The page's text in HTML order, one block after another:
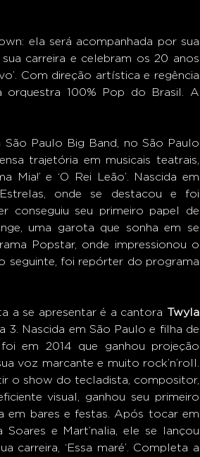
ela será acompanhada por sua
carreira e celebram os 20 anos
Com direção artística e regência
orquestra 100% Pop do Brasil. A
Paulo Big Band, no São Paulo
trajetória em musicais teatrais,
Mia!’ e ‘O Rei Leão’. Nascida em
onde se destacou e foi
conseguiu seu primeiro papel de
uma garota que sonha em se
Popstar, onde impressionou o
seguinte, foi repórter do programa
a se apresentar é a cantora Twyla
3. Nascida em São Paulo e filha de
em 2014 que ganhou projeção
voz marcante e muito rock’n’roll.
o show do tecladista, compositor,
visual, ganhou seu primeiro
em bares e festas. Após tocar em
e Mart’nalia, ele se lançou
‘Essa maré’. Completa a